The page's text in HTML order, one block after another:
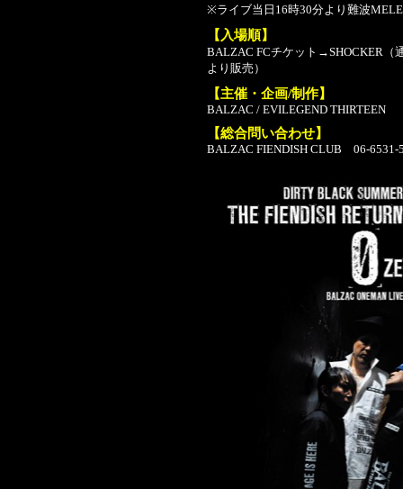
※ライブ当日16時30分より難波
【入場順】
BALZAC FCチケット→SHOCKER
より販売）
【主催・企画/制作】
BALZAC / EVILEGEND THIRTEEN
【総合問い合わせ】
BALZAC FIENDISH CLUB 06-6531-